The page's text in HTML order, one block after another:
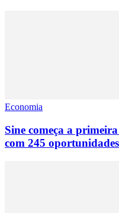
Economia
Sine começa a
com 245